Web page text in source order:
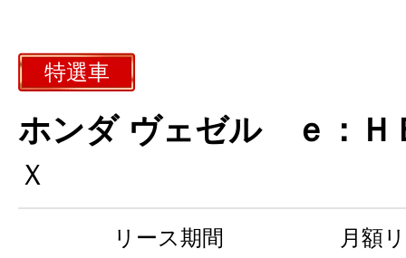
特選車
ホンダ ヴェゼル ｅ：Ｈ
Ｘ
リース期間 月額